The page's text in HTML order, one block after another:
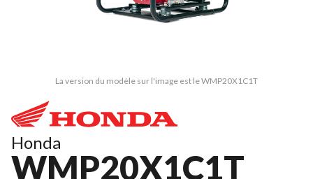
La version du modèle sur l'image est le WMP20X1C1T
Honda
WMP20X1C1T